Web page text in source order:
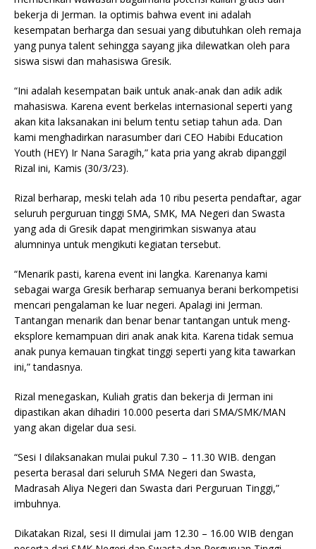
bekerja di Jerman. Ia optimis bahwa event ini adalah
kesempatan berharga dan sesuai yang dibutuhkan oleh remaja
yang punya talent sehingga sayang jika dilewatkan oleh para
siswa siswi dan mahasiswa Gresik.
“Ini adalah kesempatan baik untuk anak-anak dan adik adik
mahasiswa. Karena event berkelas internasional seperti yang
akan kita laksanakan ini belum tentu setiap tahun ada. Dan
kami menghadirkan narasumber dari CEO Habibi Education
Youth (HEY) Ir Nana Saragih,” kata pria yang akrab dipanggil
Rizal ini, Kamis (30/3/23).
Rizal berharap, meski telah ada 10 ribu peserta pendaftar, agar
seluruh perguruan tinggi SMA, SMK, MA Negeri dan Swasta
yang ada di Gresik dapat mengirimkan siswanya atau
alumninya untuk mengikuti kegiatan tersebut.
“Menarik pasti, karena event ini langka. Karenanya kami
sebagai warga Gresik berharap semuanya berani berkompetisi
mencari pengalaman ke luar negeri. Apalagi ini Jerman.
Tantangan menarik dan benar benar tantangan untuk meng-
eksplore kemampuan diri anak anak kita. Karena tidak semua
anak punya kemauan tingkat tinggi seperti yang kita tawarkan
ini,” tandasnya.
Rizal menegaskan, Kuliah gratis dan bekerja di Jerman ini
dipastikan akan dihadiri 10.000 peserta dari SMA/SMK/MAN
yang akan digelar dua sesi.
“Sesi I dilaksanakan mulai pukul 7.30 – 11.30 WIB. dengan
peserta berasal dari seluruh SMA Negeri dan Swasta,
Madrasah Aliya Negeri dan Swasta dari Perguruan Tinggi,”
imbuhnya.
Dikatakan Rizal, sesi II dimulai jam 12.30 – 16.00 WIB dengan